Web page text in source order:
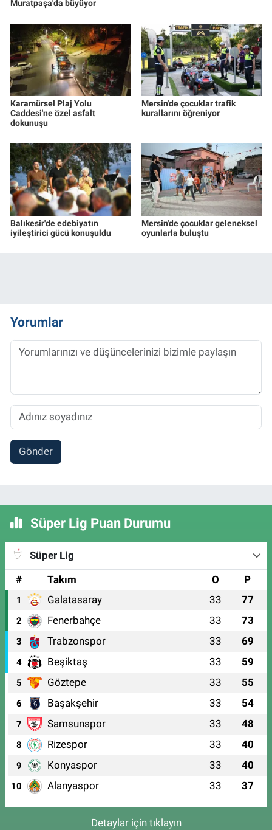
Muratpaşa'da büyüyor
Karamürsel Plaj Yolu
Caddesi'ne özel asfalt
dokunuşu
Mersin'de çocuklar trafik
kurallarını öğreniyor
Balıkesir'de edebiyatın
iyileştirici gücü konuşuldu
Mersin'de çocuklar geleneksel
oyunlarla buluştu
Yorumlar
Gönder
Süper Lig Puan Durumu
Süper Lig
#
Takım O P
1 Galatasaray 33 77
2 Fenerbahçe 33 73
3 Trabzonspor 33 69
4 Beşiktaş 33 59
5 Göztepe 33 55
6 Başakşehir 33 54
7 Samsunspor 33 48
8 Rizespor 33 40
9 Konyaspor 33 40
10 Alanyaspor 33 37
Detaylar için tıklayın